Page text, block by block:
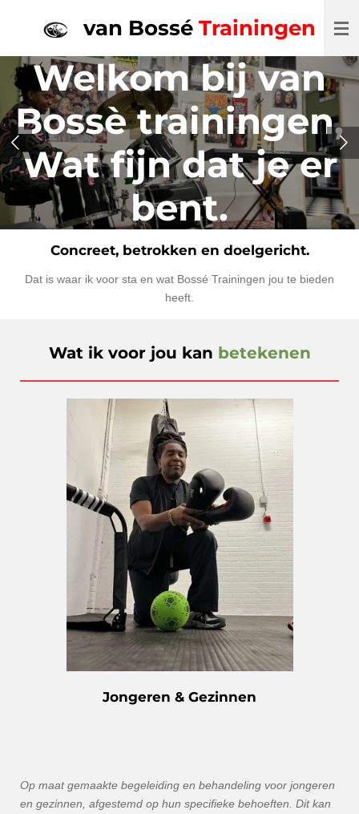
de
hoofdinhoud
van Bossé Trainingen
Welkom bij van
Bossè trainingen,
Wat fijn dat je er
bent.
Concreet, betrokken en doelgericht.
Dat is waar ik voor sta en wat Bossé Trainingen jou te bieden
heeft.
Wat ik voor jou kan betekenen
Jongeren & Gezinnen
Op maat gemaakte begeleiding en behandeling voor jongeren
en gezinnen, afgestemd op hun specifieke behoeften. Dit kan